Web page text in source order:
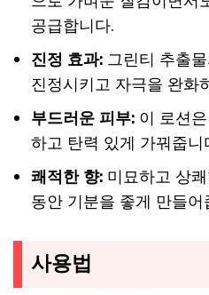
공급합니다.
진정 효과: 그린티 추출
진정시키고 자극을 완화
부드러운 피부: 이 로션
하고 탄력 있게 가꿔줍니
쾌적한 향: 미묘하고 상
동안 기분을 좋게 만들어
사용법